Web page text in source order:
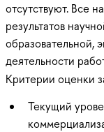
отсутствуют. Все
результатов
образовательной,
деятельности
Критерии оценки
Текущий